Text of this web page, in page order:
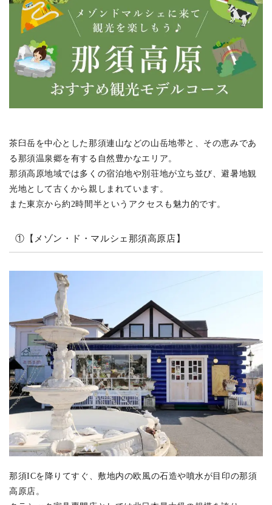
茶臼岳を中心とした那須連山などの山岳地帯と、その恵みであ
る那須温泉郷を有する自然豊かなエリア。
那須高原地域では多くの宿泊地や別荘地が立ち並び、避暑地観
光地として古くから親しまれています。
また東京から約2時間半というアクセスも魅力的です。
①【メゾン・ド・マルシェ那須高原店】
那須ICを降りてすぐ、敷地内の欧風の石造や噴水が目印の那須
高原店。